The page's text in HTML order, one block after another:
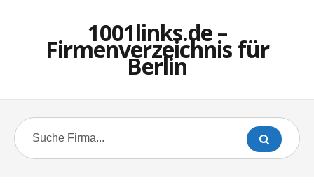
1001links.de –
Firmenverzeichnis für
Berlin